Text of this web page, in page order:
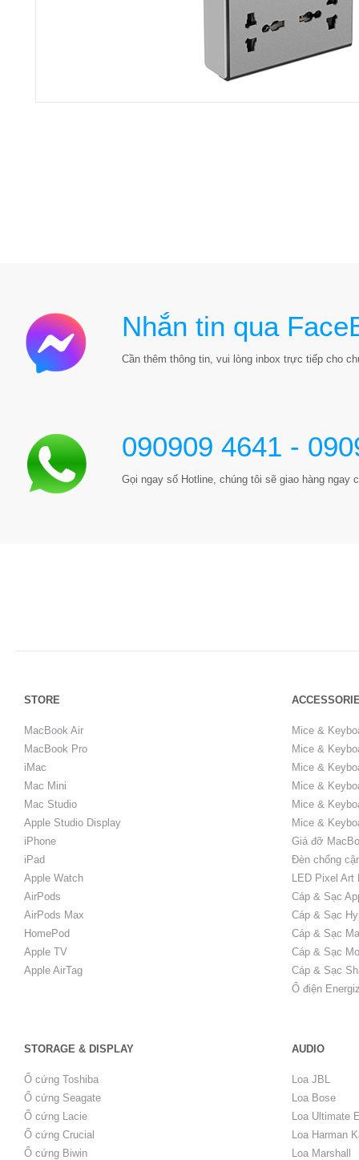
Nhắn tin qua
Cần thêm thông tin, vui lòng inbox trực tiếp cho
090909 4641 -
Gọi ngay số Hotline, chúng tôi sẽ giao hàng ngay
STORE
MacBook Air
MacBook Pro
iMac
Mac Mini
Mac Studio
Apple Studio Display
iPhone
iPad
Apple Watch
AirPods
AirPods Max
HomePod
Apple TV
Apple AirTag
Mice &
Mice &
Mice &
Mice &
Mice &
Mice &
Giá đỡ
Đèn chống
LED Pixel Art
Cáp & Sạc
Cáp & Sạc
Cáp & Sạc
Cáp & Sạc
Cáp & Sạc
Ổ điện
STORAGE & DISPLAY AUDIO
Ổ cứng Toshiba
Ổ cứng Seagate
Ổ cứng Lacie
Ổ cứng Crucial
Ổ cứng Biwin
Loa JBL
Loa Bose
Loa Ultimate
Loa Harman
Loa Marshall